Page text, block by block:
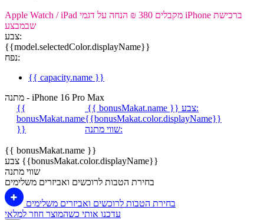
ברכישת iPhone מקבלים 380 ₪ הנחה על דגמי Apple Watch / iPad
שבמבצע
צבע:
{{model.selectedColor.displayName}}
נפח:
{{ capacity.name }}
מתנה - iPhone 16 Pro Max
{{
bonusMakat.name
}}
{{ bonusMakat.name }}
צבע:
{{bonusMakat.color.displayName}}
שווי מתנה:
{{ bonusMakat.name }}
צבע {{bonusMakat.color.displayName}}
שווי מתנה
בחירת הטבות לרוכשים ואביזרים משלימים
בחירת הטבות לרוכשים ואביזרים משלימים
עדכנו אותי כשהמוצר חוזר למלאי